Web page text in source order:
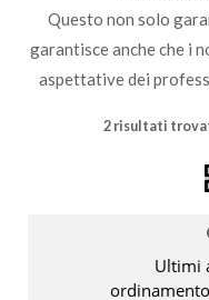
ACCESSORI
Questo non solo
garantisce anche che i
aspettative dei
2 risultati